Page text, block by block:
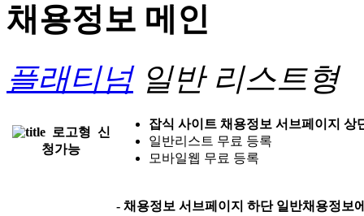
채용정보 메인
플래티넘 일반 리스트형
로고형 신
청가능
잡식 사이트 채용정보 서브페이지 상
일반리스트 무료 등록
모바일웹 무료 등록
- 채용정보 서브페이지 하단 일반채용정보